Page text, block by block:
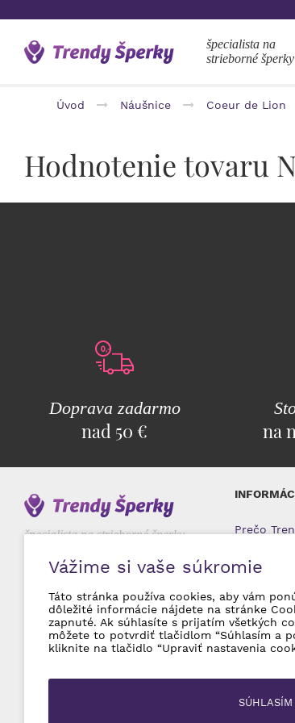
špecialista na
strieborné šperky
Úvod Náušnice Coeur de Lion
Hodnotenie tovaru
Doprava zadarmo
nad 50 € na
špecialista na strieborné šperky
Prečo
Ochrana
Vážime si vaše súkromie
Táto stránka používa cookies, aby vám
dôležité informácie nájdete na stránke
zapnuté. Ak súhlasíte s prijatím všetkých
môžete to potvrdiť tlačidlom “Súhlasím a
kliknite na tlačidlo “Upraviť nastavenia
SÚHLASÍM